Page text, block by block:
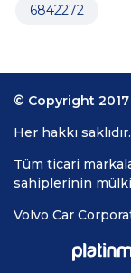
6842272
© Copyright 2017
Her hakkı saklıdır.
Tüm ticari
sahiplerinin
Volvo Car